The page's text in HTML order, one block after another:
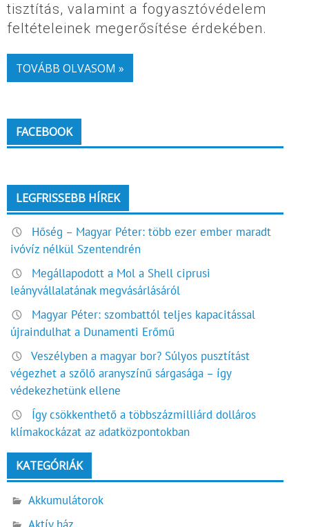
tisztítás, valamint a fogyasztóvédelem
feltételeinek megerősítése érdekében.
TOVÁBB OLVASOM »
FACEBOOK
LEGFRISSEBB HÍREK
Hőség – Magyar Péter: több ezer ember maradt
ivóvíz nélkül Szentendrén
Megállapodott a Mol a Shell ciprusi
leányvállalatának megvásárlásáról
Magyar Péter: szombattól teljes kapacitással
újraindulhat a Dunamenti Erőmű
Veszélyben a magyar bor? Súlyos pusztítást
végezhet a szőlő aranyszínű sárgasága – így
védekezhetünk ellene
Így csökkenthető a többszázmilliárd dolláros
klímakockázat az adatközpontokban
KATEGÓRIÁK
Akkumulátorok